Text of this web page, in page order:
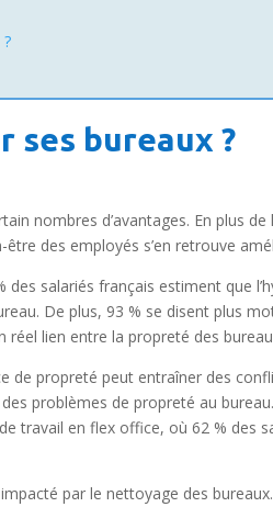
ses bureaux ?
nombres d’avantages. En plus de
des employés s’en retrouve
des salariés français estiment que
De plus, 93 % se disent plus
réel lien entre la propreté des
de propreté peut entraîner des
problèmes de propreté au
travail en flex office, où 62 % des
par le nettoyage des